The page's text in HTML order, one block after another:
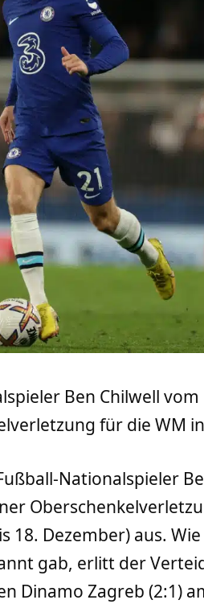
Ben Chilwell vom
für die WM
Nationalspieler
18. Dezember) aus.
gab, erlitt der
Dinamo Zagreb (2:1)